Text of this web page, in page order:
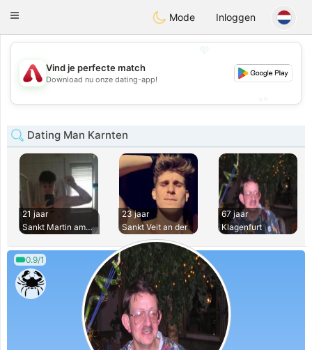
ÖsterreichChat
Toggle
Mode Inloggen
💕
Vind je perfecte match
Download nu onze dating-app!
Dating Man Karnten
21 jaar
Sankt Martin am Te
23 jaar
Sankt Veit an der
67 jaar
Klagenfurt
0.9/1